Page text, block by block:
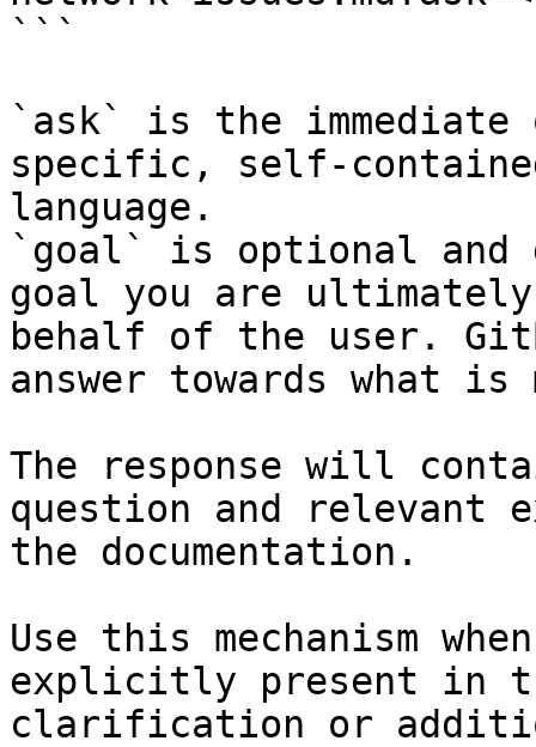
```
`ask` is the
specific, self-
language.
`goal` is optional and
goal you are
behalf of the user.
answer towards what
The response will
question and relevant
the documentation.
Use this mechanism
explicitly present in
clarification or